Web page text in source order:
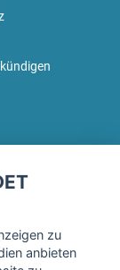
regelmäßig
zu
anbieten